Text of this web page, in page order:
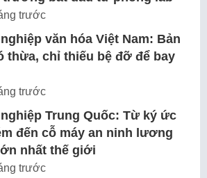
trước
văn hóa Việt Nam: Bản
thừa, chỉ thiếu bệ đỡ để bay
trước
Trung Quốc: Từ ký ức
đến cỗ máy an ninh lương
nhất thế giới
trước